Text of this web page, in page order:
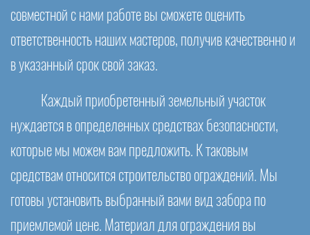
совместной с нами работе вы сможете оценить
ответственность наших мастеров, получив качественно и
в указанный срок свой заказ.
Каждый приобретенный земельный участок
нуждается в определенных средствах безопасности,
которые мы можем вам предложить. К таковым
средствам относится строительство ограждений. Мы
готовы установить выбранный вами вид забора по
приемлемой цене. Материал для ограждения вы